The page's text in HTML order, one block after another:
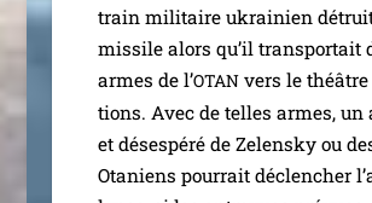
train mili­taire ukrai­nien
mis­sile alors qu’il trans­por­tait
armes de l’OTANvers le théâtre
tions. Avec de telles armes, un
et déses­pé­ré de Zelensky ou
Otaniens pour­rait déclen­cher